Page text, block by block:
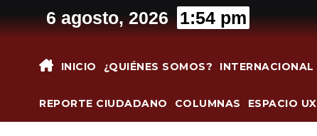
al
6 agosto, 2026 1:54 pm
INICIO ¿QUIÉNES SOMOS? INTERNACIONAL
REPORTE CIUDADANO COLUMNAS ESPACIO UX